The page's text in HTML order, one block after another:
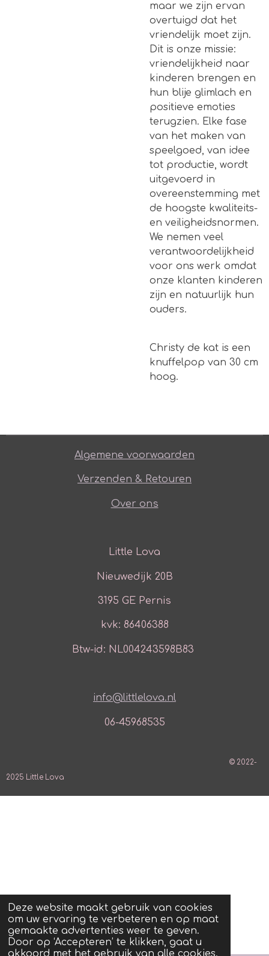
Deze website maakt gebruik van cookies
om uw ervaring te verbeteren en op maat
gemaakte advertenties weer te geven.
Door op ‘Accepteren’ te klikken, gaat u
akkoord met het gebruik van alle cookies.
maar we zijn ervan
overtuigd dat het
vriendelijk moet zijn.
Dit is onze missie:
vriendelijkheid naar
kinderen brengen en
hun blije glimlach en
positieve emoties
terugzien. Elke fase
van het maken van
speelgoed, van idee
tot productie, wordt
uitgevoerd in
overeenstemming met
de hoogste kwaliteits-
en veiligheidsnormen.
We nemen veel
verantwoordelijkheid
voor ons werk omdat
onze klanten kinderen
zijn en natuurlijk hun
ouders.
Christy de kat is een
knuffelpop van 30 cm
hoog.
Algemene voorwaarden
Verzenden & Retouren
Over ons
Little Lova
Nieuwedijk 20B
3195 GE Pernis
kvk: 86406388
Btw-id: NL004243598B83
info@littlelova.nl
06-45968535
© 2022-
2025 Little Lova